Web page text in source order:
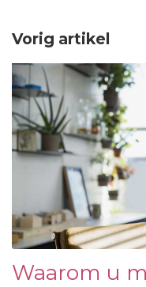
Vorig artikel
Waarom u